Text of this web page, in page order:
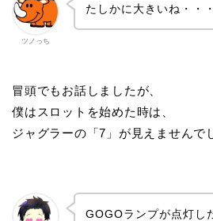
ツノっち
たしかに大きいね・・・
冒頭でもお話しましたが、
僕はスロットを始めた時は、
ジャグラーの「7」が見えませんで
GOGOランプが点灯し